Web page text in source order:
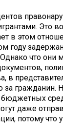
Это
в этом
году
что они
в
за гражданин.
бюджетных
даже
потому что